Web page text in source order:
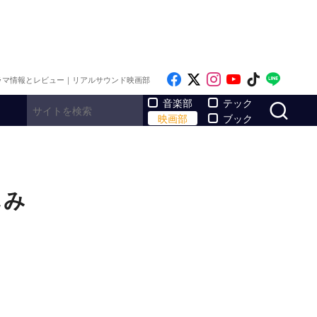
情報とレビュー｜リアルサウンド映画部 Like on Facebook
Follow on x
Follow on
Follow on
Follow
音楽部
映画部
テック
ブック